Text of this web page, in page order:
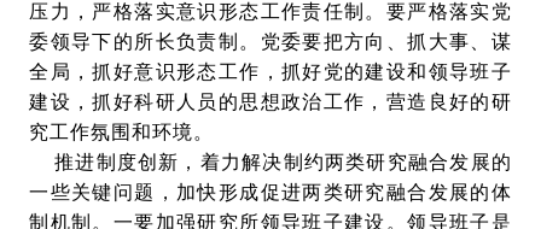
压力，严格落实意识形态工作责任制。要严格落实党
委领导下的所长负责制。党委要把方向、抓大事、谋
全局，抓好意识形态工作，抓好党的建设和领导班子
建设，抓好科研人员的思想政治工作，营造良好的研
究工作氛围和环境。
推进制度创新，着力解决制约两类研究融合发展的
一些关键问题，加快形成促进两类研究融合发展的体
制机制。一要加强研究所领导班子建设。领导班子是